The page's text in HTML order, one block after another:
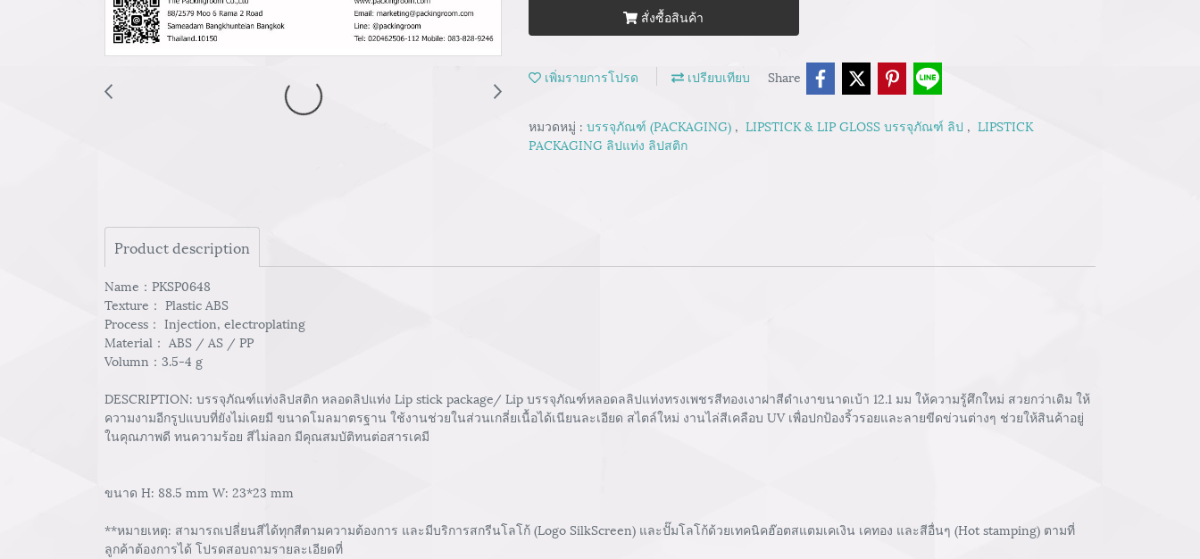
สั่งซื้อสินค้า
เพิ่มรายการโปรด เปรียบเทียบ Share
หมวดหมู่ : บรรจุภัณฑ์ (PACKAGING) , LIPSTICK & LIP GLOSS บรรจุภัณฑ์ ลิป , LIPSTICK
PACKAGING ลิปแท่ง ลิปสติก
Product description
Name：PKSP0648
Texture： Plastic ABS
Process： Injection, electroplating
Material： ABS / AS / PP
Volumn：3.5-4 g
DESCRIPTION: บรรจุภัณฑ์แท่งลิปสติก หลอดลิปแท่ง Lip stick package/ Lip บรรจุภัณฑ์หลอดลลิปแท่งทรงเพชรสีทองเงาฝาสีดำเงาขนาดเบ้า 12.1 มม ให้ความรู้ศึกใหม่ สวยกว่าเดิม ให้
ความงามอีกรูปแบบที่ยังไม่เคยมี ขนาดโมลมาตรฐาน ใช้งานช่วยในส่วนเกลี่ยเนื้อได้เนียนละเอียด สไตล์ใหม่ งานไล่สีเคลือบ UV เพื่อปกป้องริ้วรอยและลายขีดข่วนต่างๆ ช่วยให้สินค้าอยู่
ในคุณภาพดี ทนความร้อย สีไม่ลอก มีคุณสมบัติทนต่อสารเคมี
ขนาด H: 88.5 mm W: 23*23 mm
**หมายเหตุ: สามารถเปลี่ยนสีได้ทุกสีตามความต้องการ และมีบริการสกรีนโลโก้ (Logo SilkScreen) และปั๊มโลโก้ด้วยเทคนิคฮ๊อตสแตมเคเงิน เคทอง และสีอื่นๆ (Hot stamping) ตามที่
ลูกค้าต้องการได้ โปรดสอบถามรายละเอียดที่